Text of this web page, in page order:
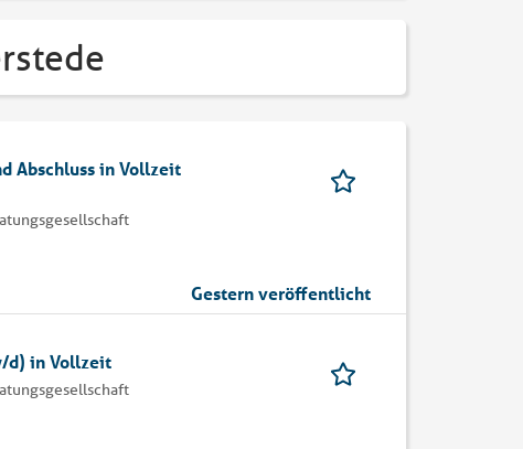
Abschluss in Vollzeit
Gestern veröffentlicht
d) in Vollzeit